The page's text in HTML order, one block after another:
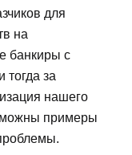
для
на
банкиры с
за
нашего
примеры